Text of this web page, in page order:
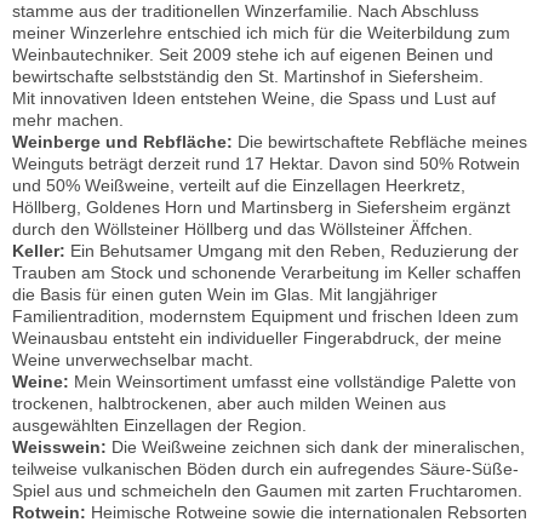
stamme aus der traditionellen Winzerfamilie. Nach Abschluss
meiner Winzerlehre entschied ich mich für die Weiterbildung zum
Weinbautechniker. Seit 2009 stehe ich auf eigenen Beinen und
bewirtschafte selbstständig den St. Martinshof in Siefersheim.
Mit innovativen Ideen entstehen Weine, die Spass und Lust auf
mehr machen.
Weinberge und Rebfläche: Die bewirtschaftete Rebfläche meines
Weinguts beträgt derzeit rund 17 Hektar. Davon sind 50% Rotwein
und 50% Weißweine, verteilt auf die Einzellagen Heerkretz,
Höllberg, Goldenes Horn und Martinsberg in Siefersheim ergänzt
durch den Wöllsteiner Höllberg und das Wöllsteiner Äffchen.
Keller: Ein Behutsamer Umgang mit den Reben, Reduzierung der
Trauben am Stock und schonende Verarbeitung im Keller schaffen
die Basis für einen guten Wein im Glas. Mit langjähriger
Familientradition, modernstem Equipment und frischen Ideen zum
Weinausbau entsteht ein individueller Fingerabdruck, der meine
Weine unverwechselbar macht.
Weine: Mein Weinsortiment umfasst eine vollständige Palette von
trockenen, halbtrockenen, aber auch milden Weinen aus
ausgewählten Einzellagen der Region.
Weisswein: Die Weißweine zeichnen sich dank der mineralischen,
teilweise vulkanischen Böden durch ein aufregendes Säure-Süße-
Spiel aus und schmeicheln den Gaumen mit zarten Fruchtaromen.
Rotwein: Heimische Rotweine sowie die internationalen Rebsorten